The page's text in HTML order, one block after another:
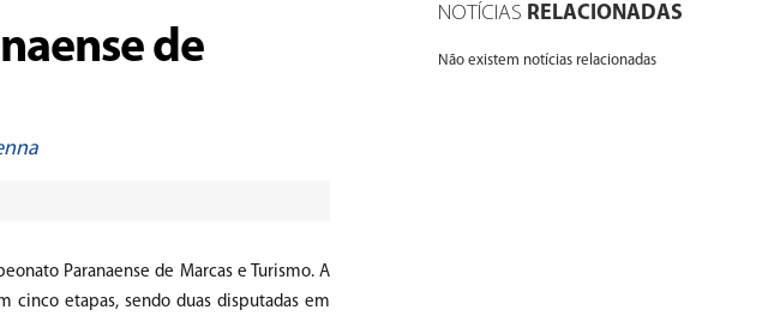
de
Paranaense de Marcas e Turismo. A
cinco etapas, sendo duas disputadas em
NOTÍCIAS RELACIONADAS
Não existem notícias relacionadas